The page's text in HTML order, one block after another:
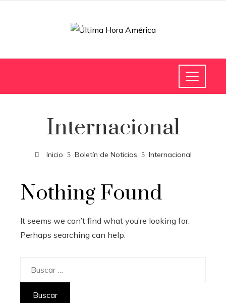
Internacional
Inicio Boletín de Noticias Internacional
Nothing Found
It seems we can’t find what you’re looking for.
Perhaps searching can help.